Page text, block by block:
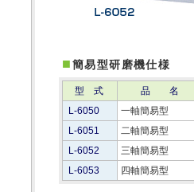
■簡易型研磨機仕様
型 式 品 名
L-6050 一軸簡易型
L-6051 二軸簡易型
L-6052 三軸簡易型
L-6053 四軸簡易型